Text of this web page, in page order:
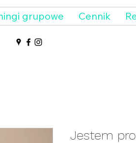
grupowe Cennik
Jestem